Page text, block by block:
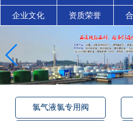
企业文化 资质荣誉
氯气液氯专用阀